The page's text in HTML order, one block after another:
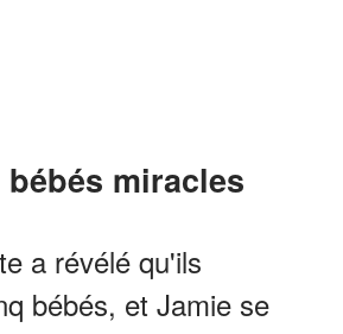
bébés miracles
a révélé qu'ils
bébés, et Jamie se